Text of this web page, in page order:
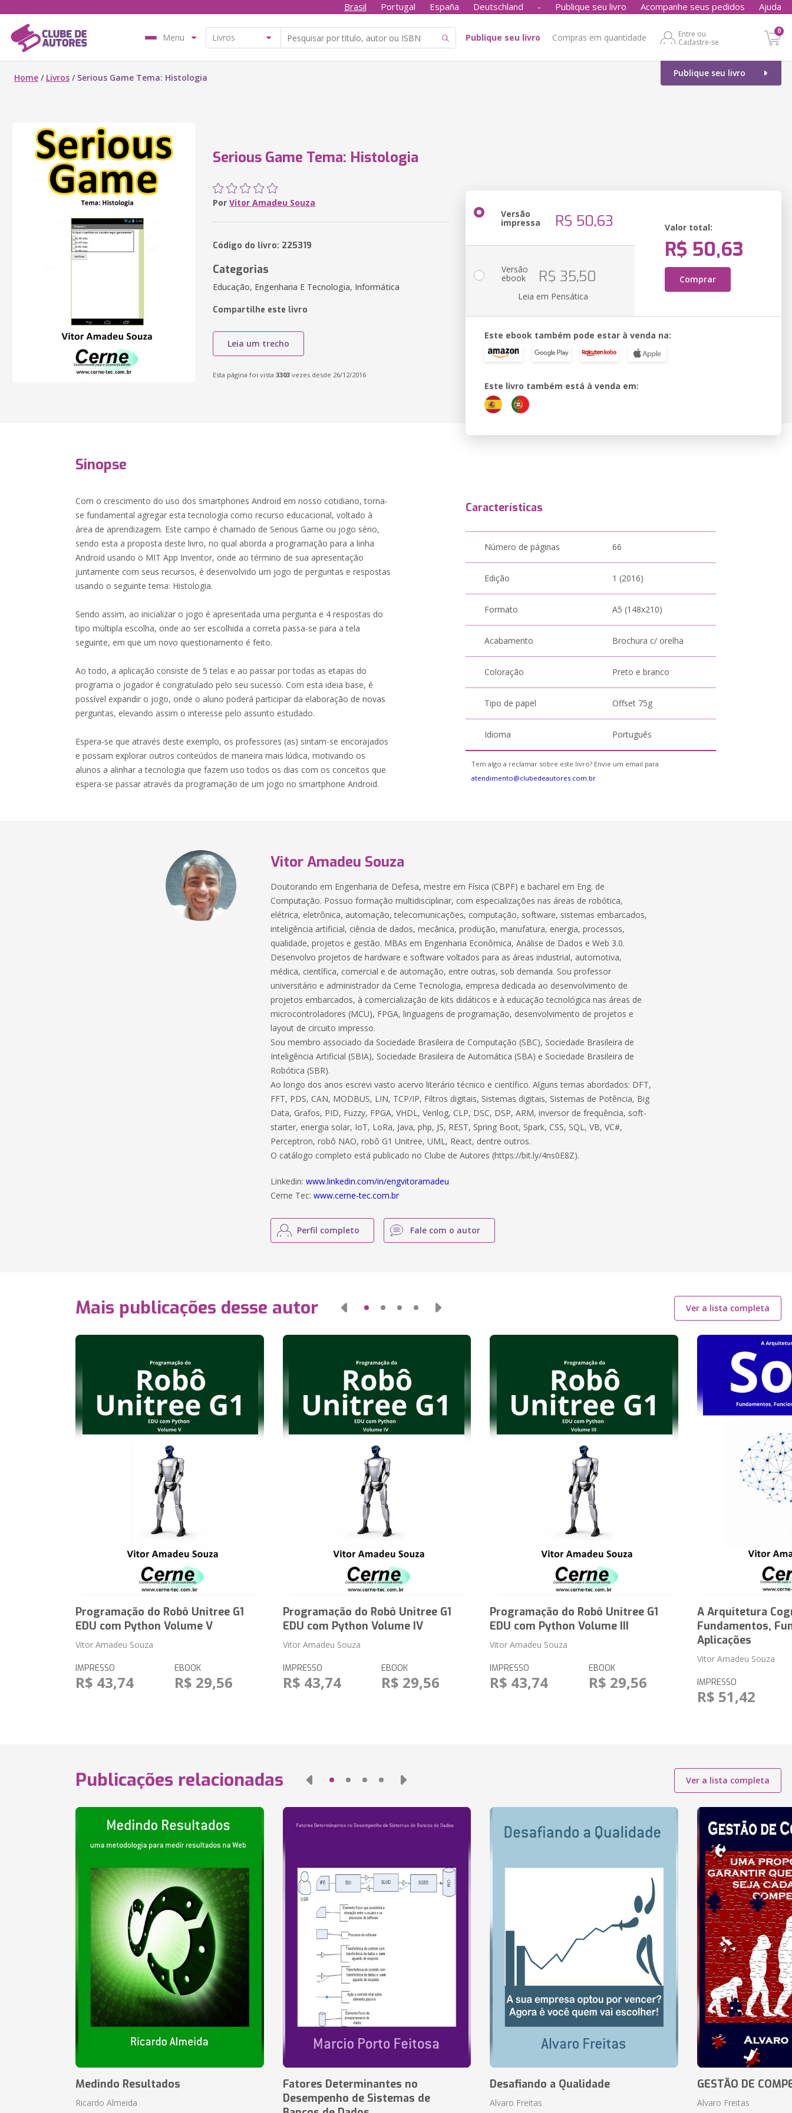
Brasil Portugal España Deutschland - Publique seu livro Acompanhe seus pedidos Ajuda
Menu Publique seu livro Compras em quantidade
Entre ou
Cadastre-se
0
Publique seu livro
Home / Livros / Serious Game Tema: Histologia
Serious Game Tema: Histologia
Por Vitor Amadeu Souza
Código do livro: 225319
Categorias
Educação, Engenharia E Tecnologia, Informática
Compartilhe este livro
Leia um trecho
Esta página foi vista 3303 vezes desde 26/12/2016
Versão
impressa R$ 50,63 Valor total:
R$ 50,63
Comprar
Versão
ebook R$ 35,50
Leia em Pensática
Este ebook também pode estar à venda na:
Este livro também está à venda em:
Sinopse
Com o crescimento do uso dos smartphones Android em nosso cotidiano, torna-
se fundamental agregar esta tecnologia como recurso educacional, voltado à
área de aprendizagem. Este campo é chamado de Serious Game ou jogo sério,
sendo esta a proposta deste livro, no qual aborda a programação para a linha
Android usando o MIT App Inventor, onde ao término de sua apresentação
juntamente com seus recursos, é desenvolvido um jogo de perguntas e respostas
usando o seguinte tema: Histologia.
Sendo assim, ao inicializar o jogo é apresentada uma pergunta e 4 respostas do
tipo múltipla escolha, onde ao ser escolhida a correta passa-se para a tela
seguinte, em que um novo questionamento é feito.
Ao todo, a aplicação consiste de 5 telas e ao passar por todas as etapas do
programa o jogador é congratulado pelo seu sucesso. Com esta ideia base, é
possível expandir o jogo, onde o aluno poderá participar da elaboração de novas
perguntas, elevando assim o interesse pelo assunto estudado.
Espera-se que através deste exemplo, os professores (as) sintam-se encorajados
e possam explorar outros conteúdos de maneira mais lúdica, motivando os
alunos a alinhar a tecnologia que fazem uso todos os dias com os conceitos que
espera-se passar através da programação de um jogo no smartphone Android.
Características
Número de páginas 66
Edição 1 (2016)
Formato A5 (148x210)
Acabamento Brochura c/ orelha
Coloração Preto e branco
Tipo de papel Offset 75g
Idioma Português
Tem algo a reclamar sobre este livro? Envie um email para
atendimento@clubedeautores.com.br
Vitor Amadeu Souza
Doutorando em Engenharia de Defesa, mestre em Física (CBPF) e bacharel em Eng. de
Computação. Possuo formação multidisciplinar, com especializações nas áreas de robótica,
elétrica, eletrônica, automação, telecomunicações, computação, software, sistemas embarcados,
inteligência artificial, ciência de dados, mecânica, produção, manufatura, energia, processos,
qualidade, projetos e gestão. MBAs em Engenharia Econômica, Análise de Dados e Web 3.0.
Desenvolvo projetos de hardware e software voltados para as áreas industrial, automotiva,
médica, científica, comercial e de automação, entre outras, sob demanda. Sou professor
universitário e administrador da Cerne Tecnologia, empresa dedicada ao desenvolvimento de
projetos embarcados, à comercialização de kits didáticos e à educação tecnológica nas áreas de
microcontroladores (MCU), FPGA, linguagens de programação, desenvolvimento de projetos e
layout de circuito impresso.
Sou membro associado da Sociedade Brasileira de Computação (SBC), Sociedade Brasileira de
Inteligência Artificial (SBIA), Sociedade Brasileira de Automática (SBA) e Sociedade Brasileira de
Robótica (SBR).
Ao longo dos anos escrevi vasto acervo literário técnico e científico. Alguns temas abordados: DFT,
FFT, PDS, CAN, MODBUS, LIN, TCP/IP, Filtros digitais, Sistemas digitais, Sistemas de Potência, Big
Data, Grafos, PID, Fuzzy, FPGA, VHDL, Verilog, CLP, DSC, DSP, ARM, inversor de frequência, soft-
starter, energia solar, IoT, LoRa, Java, php, JS, REST, Spring Boot, Spark, CSS, SQL, VB, VC#,
Perceptron, robô NAO, robô G1 Unitree, UML, React, dentre outros.
O catálogo completo está publicado no Clube de Autores (https://bit.ly/4ns0E8Z).
Linkedin:www.linkedin.com/in/engvitoramadeu
Cerne Tec:www.cerne-tec.com.br
Perfil completo Fale com o autor
Mais publicações desse autor Ver a lista completa
Programação do Robô Unitree G1
EDU com Python Volume V
Vitor Amadeu Souza
IMPRESSO
R$ 43,74
EBOOK
R$ 29,56
Programação do Robô Unitree G1
EDU com Python Volume IV
Vitor Amadeu Souza
IMPRESSO
R$ 43,74
EBOOK
R$ 29,56
Programação do Robô Unitree G1
EDU com Python Volume III
Vitor Amadeu Souza
IMPRESSO
R$ 43,74
EBOOK
R$ 29,56
A Arquitetura
Fundamentos,
Aplicações
Vitor Amadeu Souza
IMPRESSO
R$ 51,42
Publicações relacionadas Ver a lista completa
Medindo Resultados
Ricardo Almeida
Fatores Determinantes no
Desempenho de Sistemas de
Desafiando a Qualidade
Alvaro Freitas
GESTÃO DE
Alvaro Freitas